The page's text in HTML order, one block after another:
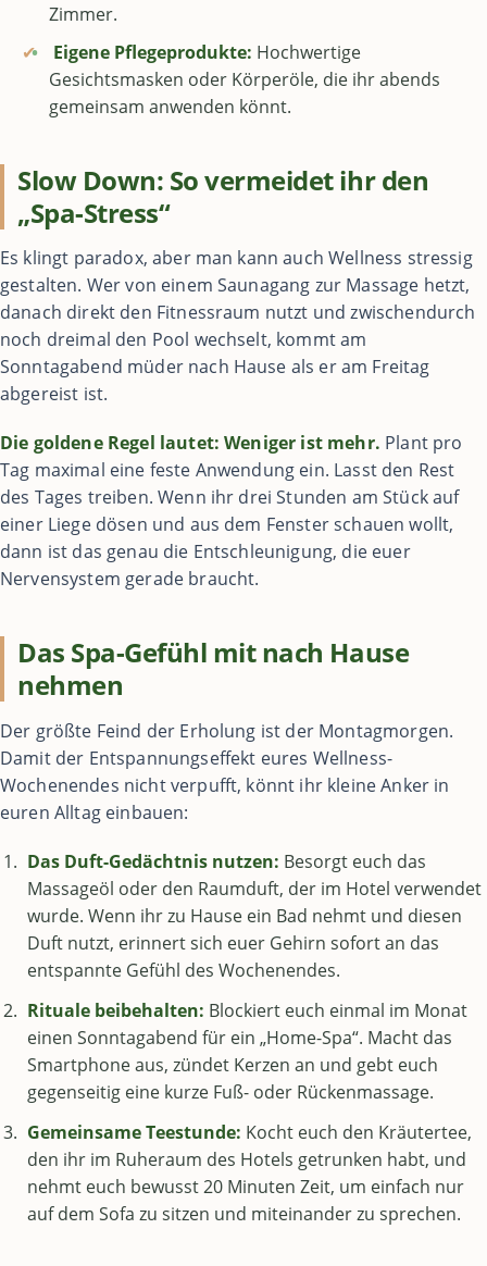
Zimmer.
✔
Eigene Pflegeprodukte: Hochwertige
Gesichtsmasken oder Körperöle, die ihr abends
gemeinsam anwenden könnt.
Slow Down: So vermeidet ihr den
„Spa-Stress“
Es klingt paradox, aber man kann auch Wellness stressig
gestalten. Wer von einem Saunagang zur Massage hetzt,
danach direkt den Fitnessraum nutzt und zwischendurch
noch dreimal den Pool wechselt, kommt am
Sonntagabend müder nach Hause als er am Freitag
abgereist ist.
Die goldene Regel lautet: Weniger ist mehr. Plant pro
Tag maximal eine feste Anwendung ein. Lasst den Rest
des Tages treiben. Wenn ihr drei Stunden am Stück auf
einer Liege dösen und aus dem Fenster schauen wollt,
dann ist das genau die Entschleunigung, die euer
Nervensystem gerade braucht.
Das Spa-Gefühl mit nach Hause
nehmen
Der größte Feind der Erholung ist der Montagmorgen.
Damit der Entspannungseffekt eures Wellness-
Wochenendes nicht verpufft, könnt ihr kleine Anker in
euren Alltag einbauen:
Das Duft-Gedächtnis nutzen: Besorgt euch das
Massageöl oder den Raumduft, der im Hotel verwendet
wurde. Wenn ihr zu Hause ein Bad nehmt und diesen
Duft nutzt, erinnert sich euer Gehirn sofort an das
entspannte Gefühl des Wochenendes.
Rituale beibehalten: Blockiert euch einmal im Monat
einen Sonntagabend für ein „Home-Spa“. Macht das
Smartphone aus, zündet Kerzen an und gebt euch
gegenseitig eine kurze Fuß- oder Rückenmassage.
Gemeinsame Teestunde: Kocht euch den Kräutertee,
den ihr im Ruheraum des Hotels getrunken habt, und
nehmt euch bewusst 20 Minuten Zeit, um einfach nur
auf dem Sofa zu sitzen und miteinander zu sprechen.